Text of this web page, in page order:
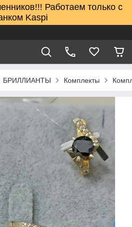
Работаем только с
Kaspi
БРИЛЛИАНТЫ Комплекты